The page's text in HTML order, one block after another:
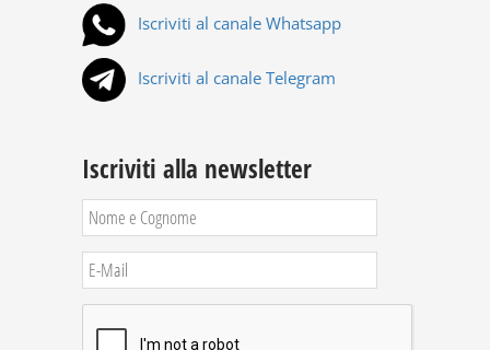
Iscriviti al canale Whatsapp
Iscriviti al canale Telegram
Iscriviti alla newsletter